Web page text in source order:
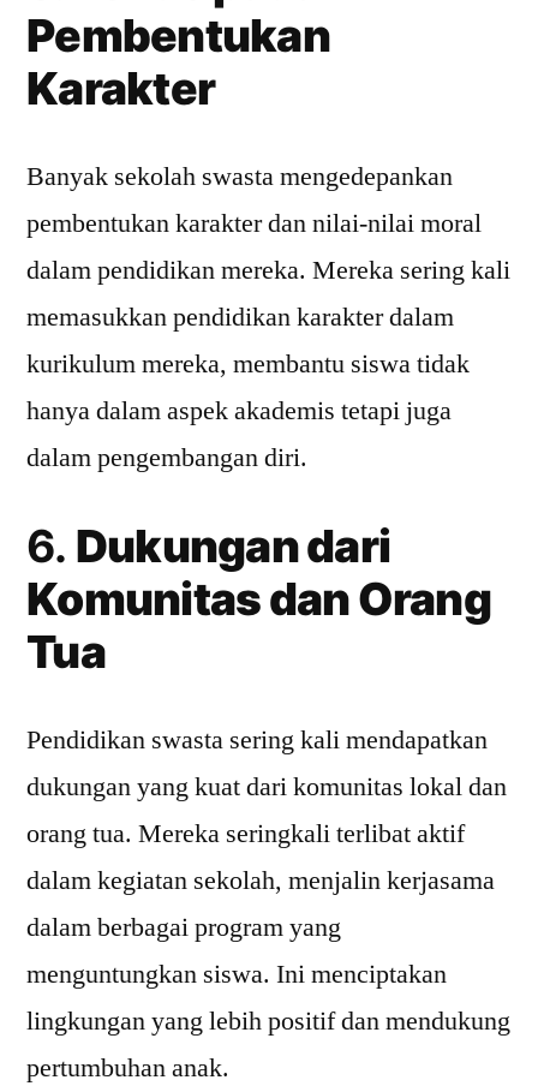
Pembentukan
Karakter
Banyak sekolah swasta mengedepankan
pembentukan karakter dan nilai-nilai moral
dalam pendidikan mereka. Mereka sering kali
memasukkan pendidikan karakter dalam
kurikulum mereka, membantu siswa tidak
hanya dalam aspek akademis tetapi juga
dalam pengembangan diri.
6. Dukungan dari
Komunitas dan Orang
Tua
Pendidikan swasta sering kali mendapatkan
dukungan yang kuat dari komunitas lokal dan
orang tua. Mereka seringkali terlibat aktif
dalam kegiatan sekolah, menjalin kerjasama
dalam berbagai program yang
menguntungkan siswa. Ini menciptakan
lingkungan yang lebih positif dan mendukung
pertumbuhan anak.